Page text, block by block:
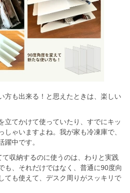
方も出来る！と思えたときは、楽しい
立てかけて使っていたり、すでにキッ
ゃいますよね。我が家も冷凍庫で、
躍中です。
収納するのに使うのは、わりと実践
も、それだけではなく、普通に90度向
ても使えて、デスク周りがスッキリで